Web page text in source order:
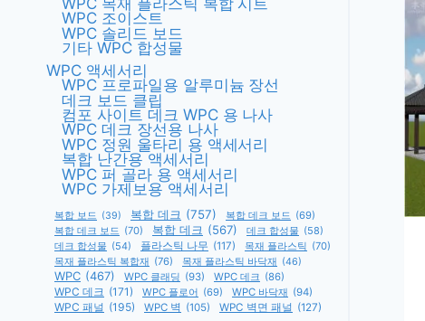
WPC 조이스트
WPC 솔리드 보드
기타 WPC 합성물
WPC 액세서리
WPC 프로파일용 알루미늄 장선
데크 보드 클립
컴포 사이트 데크 WPC 용 나사
WPC 데크 장선용 나사
WPC 정원 울타리 용 액세서리
복합 난간용 액세서리
WPC 퍼 골라 용 액세서리
WPC 가제보용 액세서리
복합 보드 (39) 복합 데크 (757) 복합 데크 보드 (69)
복합 데크 보드 (70) 복합 데크 (567) 데크 합성물 (58)
데크 합성물 (54) 플라스틱 나무 (117) 목재 플라스틱 (70)
목재 플라스틱 복합재 (76) 목재 플라스틱 바닥재 (46)
WPC (467) WPC 클래딩 (93) WPC 데크 (86)
WPC 데크 (171) WPC 플로어 (69) WPC 바닥재 (94)
WPC 패널 (195) WPC 벽 (105) WPC 벽면 패널 (127)